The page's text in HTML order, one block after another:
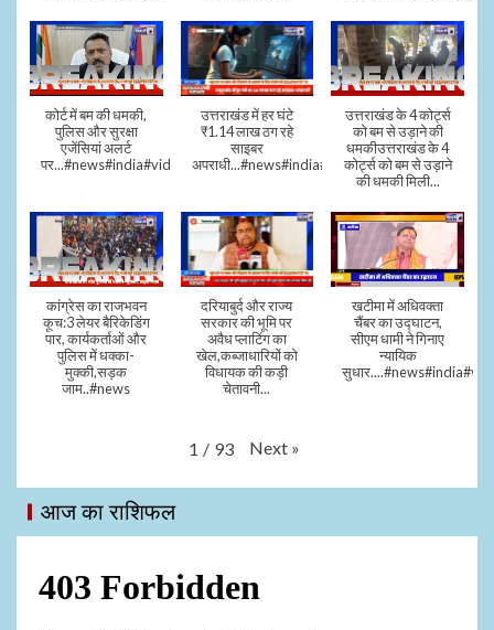
कोर्ट में बम की धमकी,
पुलिस और सुरक्षा
एजेंसियां अलर्ट
पर...#news#india#video#viral
उत्तराखंड में हर घंटे
₹1.14 लाख ठग रहे
साइबर
अपराधी...#news#india#video#viral
उत्तराखंड के 4 कोर्ट्स
को बम से उड़ाने की
धमकीउत्तराखंड के 4
कोर्ट्स को बम से उड़ाने
की धमकी मिली...
कांग्रेस का राजभवन
कूच:3 लेयर बैरिकेडिंग
पार, कार्यकर्ताओं और
पुलिस में धक्का-
मुक्की,सड़क
जाम..#news
दरियाबुर्द और राज्य
सरकार की भूमि पर
अवैध प्लाटिंग का
खेल,कब्जाधारियों को
विधायक की कड़ी
चेतावनी...
खटीमा में अधिवक्ता
चैंबर का उद्घाटन,
सीएम धामी ने गिनाए
न्यायिक
1 / 93 Next »
आज का राशिफल